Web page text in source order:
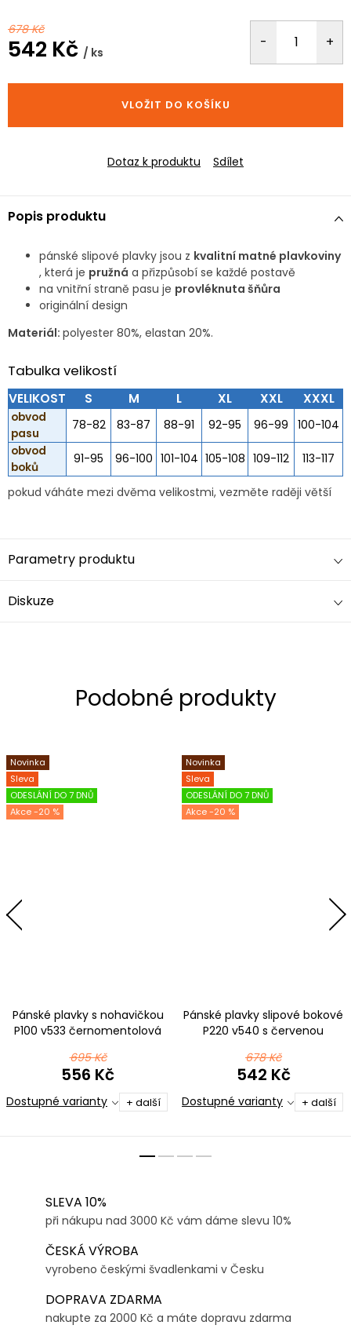
678 Kč
542 Kč / ks
cena:
VLOŽIT DO KOŠÍKU
Dotaz k produktu Sdílet
Popis produktu
pánské slipové plavky jsou z kvalitní matné plavkoviny
, která je pružná a přizpůsobí se každé postavě
na vnitřní straně pasu je provléknuta šňůra
originální design
Materiál: polyester 80%, elastan 20%.
Tabulka velikostí
VELIKOST S M L XL XXL XXXL
obvod
pasu
78-82 83-87 88-91 92-95 96-99
100-104
obvod
boků
91-95 96-100 101-104 105-108 109-112 113-117
pokud váháte mezi dvěma velikostmi, vezměte raději větší
Parametry produktu
Diskuze
Novinka
Sleva
ODESLÁNÍ DO 7 DNŮ
-20 %
Pánské plavky s nohavičkou
P100 v533 černomentolová
695 Kč
556 Kč
Dostupné varianty + další
Novinka
Sleva
ODESLÁNÍ DO 7 DNŮ
-20 %
Pánské plavky slipové bokové
P220 v540 s červenou
678 Kč
542 Kč
Dostupné varianty + další
SLEVA 10%
při nákupu nad 3000 Kč vám dáme slevu 10%
ČESKÁ VÝROBA
vyrobeno českými švadlenkami v Česku
DOPRAVA ZDARMA
nakupte za 2000 Kč a máte dopravu zdarma